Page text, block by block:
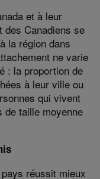
et à leur
des Canadiens se
la région dans
ne varie
: la proportion de
à leur ville ou
qui vivent
taille moyenne
réussit mieux